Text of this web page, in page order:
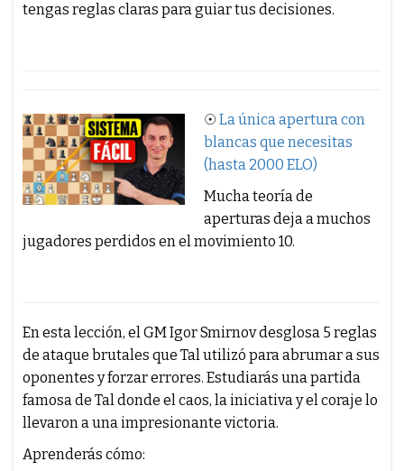
tengas reglas claras para guiar tus decisiones.
☉ La única apertura con
blancas que necesitas
(hasta 2000 ELO)
Mucha teoría de
aperturas deja a muchos
jugadores perdidos en el movimiento 10.
En esta lección, el GM Igor Smirnov desglosa 5 reglas
de ataque brutales que Tal utilizó para abrumar a sus
oponentes y forzar errores. Estudiarás una partida
famosa de Tal donde el caos, la iniciativa y el coraje lo
llevaron a una impresionante victoria.
Aprenderás cómo: